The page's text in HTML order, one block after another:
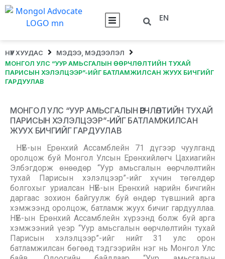
EN
НҮҮР ХУУДАС
МЭДЭЭ, МЭДЭЭЛЭЛ
МОНГОЛ УЛС “УУР АМЬСГАЛЫН ӨӨРЧЛӨЛТИЙН ТУХАЙ
ПАРИСЫН ХЭЛЭЛЦЭЭР”-ИЙГ БАТЛАМЖИЛСАН ЖУУХ БИЧГИЙГ
ГАРДУУЛАВ
МОНГОЛ УЛС “УУР АМЬСГАЛЫН ӨӨРЧЛӨЛТИЙН ТУХАЙ
ПАРИСЫН ХЭЛЭЛЦЭЭР”-ИЙГ БАТЛАМЖИЛСАН
ЖУУХ БИЧГИЙГ ГАРДУУЛАВ
НҮБ-ын Ерөнхий Ассамблейн 71 дүгээр чуулганд
оролцож буй Монгол Улсын Ерөнхийлөгч Цахиагийн
Элбэгдорж өнөөдөр “Уур амьсгалын өөрчлөлтийн
тухай Парисын хэлэлцээр”-ийг хүчин төгөлдөр
болгохыг уриалсан НҮБ-ын Ерөнхий нарийн бичгийн
даргаас зохион байгуулж буй өндөр түвшний арга
хэмжээнд оролцож, батламж жуух бичиг гардууллаа.
НҮБ-ын Ерөнхий Ассамблейн хүрээнд болж буй арга
хэмжээний үеэр “Уур амьсгалын өөрчлөлтийн тухай
Парисын хэлэлцээр”-ийг нийт 31 улс орон
батламжилсан бөгөөд тэдгээрийн нэг нь Монгол Улс